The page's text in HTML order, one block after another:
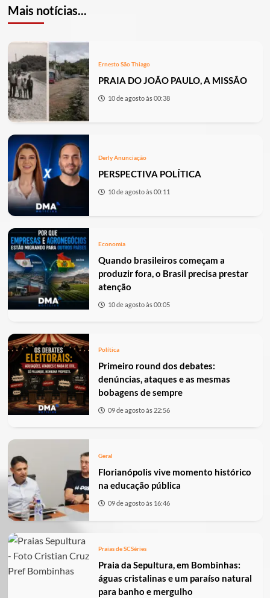
Mais notícias...
Ernesto São Thiago
PRAIA DO JOÃO PAULO, A MISSÃO
10 de agosto às 00:38
Derly Anunciação
PERSPECTIVA POLÍTICA
10 de agosto às 00:11
Economia
Quando brasileiros começam a
produzir fora, o Brasil precisa prestar
atenção
10 de agosto às 00:05
Política
Primeiro round dos debates:
denúncias, ataques e as mesmas
bobagens de sempre
09 de agosto às 22:56
Geral
Florianópolis vive momento histórico
na educação pública
09 de agosto às 16:46
Praias de SCSéries
Praia da Sepultura, em Bombinhas:
águas cristalinas e um paraíso natural
para banho e mergulho